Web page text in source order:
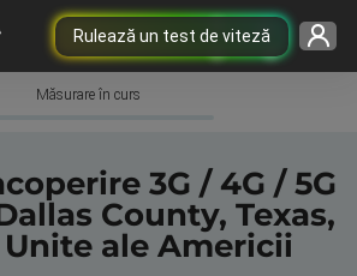
Rulează un test de viteză
Măsurare în curs
3G / 4G / 5G
County, Texas,
ale Americii